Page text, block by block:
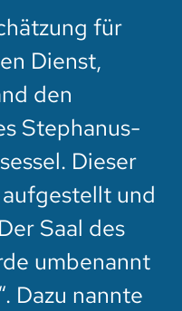
für
Dienst,
den
Stephanus-
Dieser
und
Saal des
umbenannt
Dazu nannte